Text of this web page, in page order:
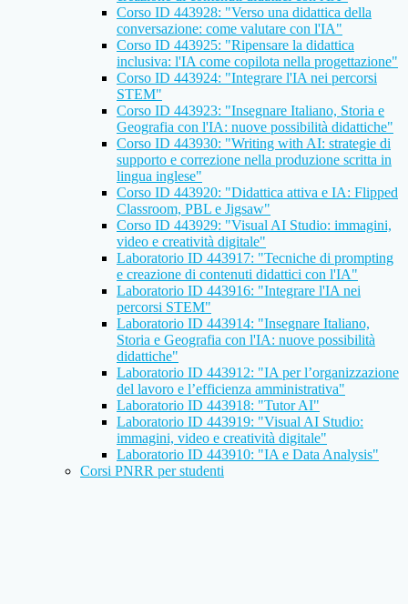
Corso ID 443928: "Verso una didattica della
conversazione: come valutare con l'IA"
Corso ID 443925: "Ripensare la didattica
inclusiva: l'IA come copilota nella progettazione"
Corso ID 443924: "Integrare l'IA nei percorsi
STEM"
Corso ID 443923: "Insegnare Italiano, Storia e
Geografia con l'IA: nuove possibilità didattiche"
Corso ID 443930: "Writing with AI: strategie di
supporto e correzione nella produzione scritta in
lingua inglese"
Corso ID 443920: "Didattica attiva e IA: Flipped
Classroom, PBL e Jigsaw"
Corso ID 443929: "Visual AI Studio: immagini,
video e creatività digitale"
Laboratorio ID 443917: "Tecniche di prompting
e creazione di contenuti didattici con l'IA"
Laboratorio ID 443916: "Integrare l'IA nei
percorsi STEM"
Laboratorio ID 443914: "Insegnare Italiano,
Storia e Geografia con l'IA: nuove possibilità
didattiche"
Laboratorio ID 443912: "IA per l’organizzazione
del lavoro e l’efficienza amministrativa"
Laboratorio ID 443918: "Tutor AI"
Laboratorio ID 443919: "Visual AI Studio:
immagini, video e creatività digitale"
Laboratorio ID 443910: "IA e Data Analysis"
Corsi PNRR per studenti